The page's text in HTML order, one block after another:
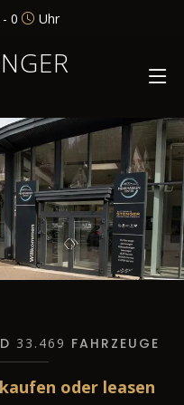
0 Uhr
33.469 FAHRZEUGE
oder leasen